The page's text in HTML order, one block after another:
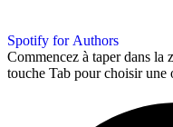
Spotify for Authors
Commencez à taper dans la
touche Tab pour choisir une